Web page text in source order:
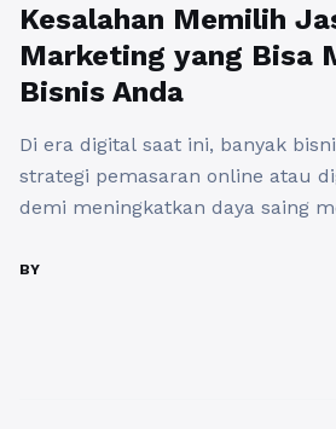
Kesalahan Memilih
Marketing yang Bisa
Bisnis Anda
Di era digital saat ini, banyak
strategi pemasaran online atau
demi meningkatkan daya saing
adalah memilih jasa digital
BY